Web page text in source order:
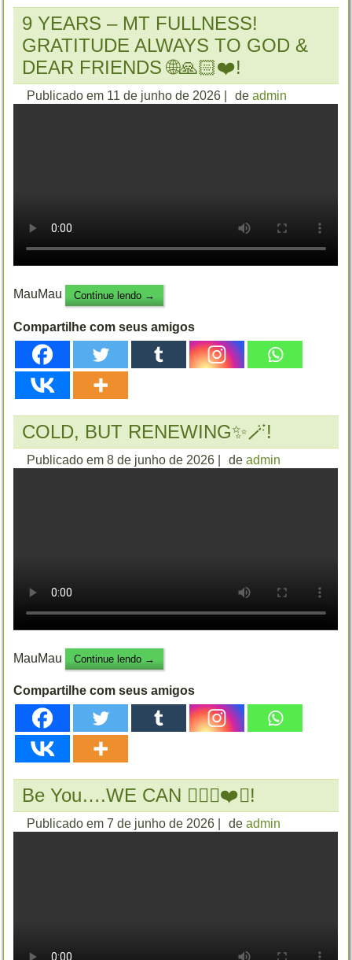
9 YEARS – MT FULLNESS!
GRATITUDE ALWAYS TO GOD &
DEAR FRIENDS 🌐🙏🏻❤️!
Publicado em 11 de junho de 2026 de admin
MauMau Continue lendo →
Compartilhe com seus amigos
COLD, BUT RENEWING✨🪄!
Publicado em 8 de junho de 2026 de admin
MauMau Continue lendo →
Compartilhe com seus amigos
Be You….WE CAN 🏳️‍🌈🌐❤️😏!
Publicado em 7 de junho de 2026 de admin